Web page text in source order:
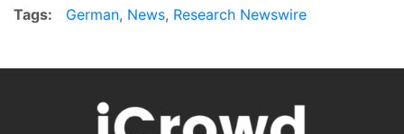
Tags:
German, News, Research Newswire